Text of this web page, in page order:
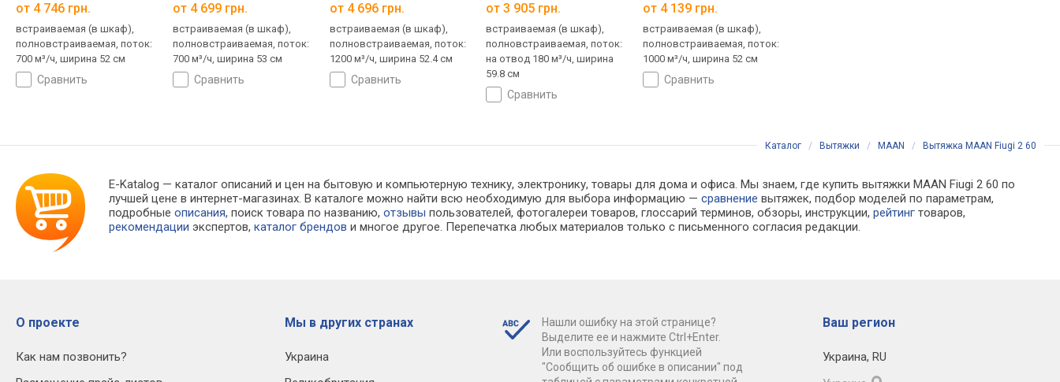
от 4 746 грн.
встраиваемая (в шкаф),
полновстраиваемая, поток:
700 м³/ч, ширина 52 см
сравнить
от 4 699 грн.
встраиваемая (в шкаф),
полновстраиваемая, поток:
700 м³/ч, ширина 53 см
сравнить
от 4 696 грн.
встраиваемая (в шкаф),
полновстраиваемая, поток:
1200 м³/ч, ширина 52.4 см
сравнить
от 3 905 грн.
встраиваемая (в шкаф),
полновстраиваемая, поток:
на отвод 180 м³/ч, ширина
59.8 см
сравнить
от 4 139 грн.
встраиваемая (в шкаф),
полновстраиваемая, поток:
1000 м³/ч, ширина 52 см
сравнить
Каталог / Вытяжки / MAAN / Вытяжка MAAN Fiugi 2 60
E-Katalog — каталог описаний и цен на бытовую и компьютерную технику, электронику, товары для дома и офиса. Мы знаем, где купить вытяжки MAAN Fiugi 2 60 по
лучшей цене в интернет-магазинах. В каталоге можно найти всю необходимую для выбора информацию —сравнение вытяжек, подбор моделей по параметрам,
подробныеописания, поиск товара по названию,отзывы пользователей, фотогалереи товаров, глоссарий терминов, обзоры, инструкции,рейтинг товаров,
рекомендации экспертов,каталог брендов и многое другое. Перепечатка любых материалов только с письменного согласия редакции.
О проекте
Как нам позвонить?
Мы в других странах
Украина
Нашли ошибку на этой странице?
Выделите ее и нажмите Ctrl+Enter.
Или воспользуйтесь функцией
"Сообщить об ошибке в описании" под
Ваш регион
Украина, RU